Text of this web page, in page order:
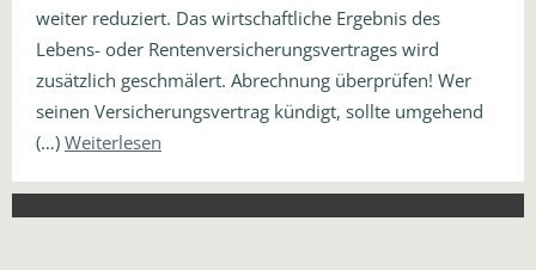
weiter reduziert. Das wirtschaftliche Ergebnis des
Lebens- oder Rentenversicherungsvertrages wird
zusätzlich geschmälert. Abrechnung überprüfen! Wer
seinen Versicherungsvertrag kündigt, sollte umgehend
(…) Weiterlesen